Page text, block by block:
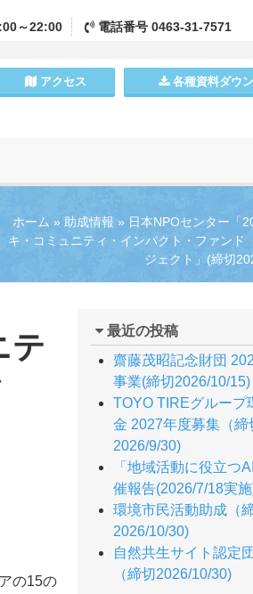
～22:00 電話番号0463-31-7571
アクセス 各種資料ダウ
ホーム » 助成情報 » 日本NPOセンター「
キ・コミュニティ・インパクト・ファンド
ジェクト」(締切
テ
の15の
最近の投稿
齋藤茂昭記念財団
事業(締切2026/10/15)
TOYO TIREグループ
金 2027年度募集（締
2026/9/30)
「地域活動に役立つ
催報告(2026/7/18実
環境市民活動助成（
2026/10/30)
自然共生サイト認定
（締切2026/10/30)